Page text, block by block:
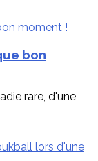
bon
rare, d'une